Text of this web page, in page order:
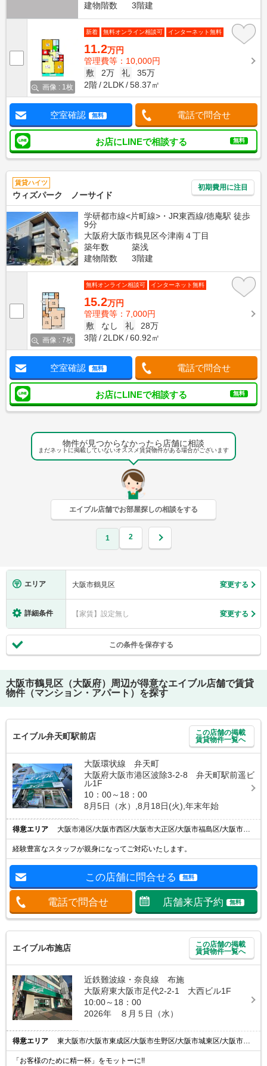
建物階数
3階建
画像 : 1枚
新着 無料オンライン相談可 インターネット無料
11.2万円
管理費等：10,000円
敷
2万 礼
35万
2階
2LDK 58.37㎡
空室確認 無料 電話で問合せ
お店にLINEで相談する 無料
賃貸ハイツ
ウィズパーク ノーサイド
初期費用に注目
学研都市線<片町線>・JR東西線/徳庵駅 徒歩
9分
大阪府大阪市鶴見区今津南４丁目
築年数
築浅
建物階数
3階建
画像 : 7枚
無料オンライン相談可 インターネット無料
15.2万円
管理費等：7,000円
敷
なし 礼
28万
3階
2LDK 60.92㎡
空室確認 無料 電話で問合せ
お店にLINEで相談する 無料
物件が見つからなかったら店舗に相談
まだネットに掲載していないオススメ賃貸物件がある場合がございます
エイブル店舗でお部屋探しの相談をする
1 2
エリア 大阪市鶴見区 変更する
詳細条件 【家賃】設定無し 変更する
この条件を保存する
大阪市鶴見区（大阪府）
周辺が得意なエイブル店舗で賃貸
物件（マンション・アパート）を探す
エイブル弁天町駅前店
この店舗の掲載
賃貸物件一覧へ
大阪環状線 弁天町
大阪府大阪市港区波除3-2-8 弁天町駅前遥ビ
ル1F
10：00～18：00
8月5日（水）,8月18日(火),年末年始
得意エリア 大阪市港区/大阪市西区/大阪市大正区/大阪市福島区/大阪市此花区
経験豊富なスタッフが親身になってご対応いたします。
この店舗に問合せる 無料
電話で問合せ 店舗来店予約 無料
エイブル布施店
この店舗の掲載
賃貸物件一覧へ
近鉄難波線・奈良線 布施
大阪府東大阪市足代2-2-1 大西ビル1F
10:00～18：00
2026年 ８月５日（水）
得意エリア 東大阪市/大阪市東成区/大阪市生野区/大阪市城東区/大阪市平野区
「お客様のために精一杯」をモットーに!!